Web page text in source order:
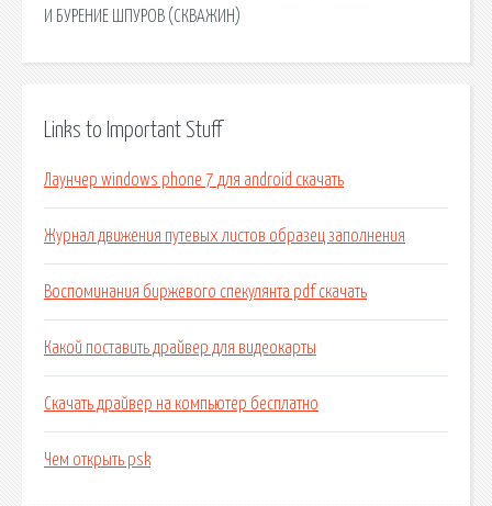
И БУРЕНИЕ ШПУРОВ (СКВАЖИН)
Links to Important Stuff
Лаунчер windows phone 7 для android скачать
Журнал движения путевых листов образец заполнения
Воспоминания биржевого спекулянта pdf скачать
Какой поставить драйвер для видеокарты
Скачать драйвер на компьютер бесплатно
Чем открыть psk